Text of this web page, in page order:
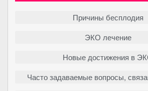
Причины бесплодия
ЭКО лечение
Новые достижения в
Часто задаваемые вопросы,